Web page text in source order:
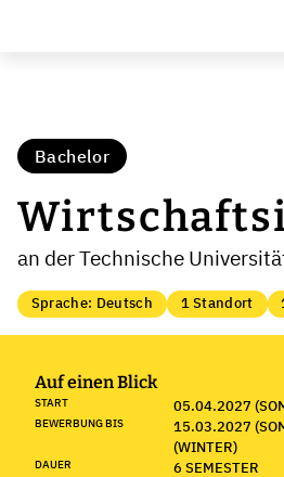
Bachelor
an der Technische
Sprache: Deutsch 1 Standort
Auf einen Blick
START 05.04.2027
BEWERBUNG BIS
15.03.2027
(WINTER)
DAUER 6 SEMESTER